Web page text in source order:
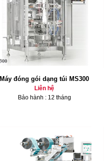
Máy đóng gói dạng túi MS300
Liên hệ
Bảo hành : 12 tháng